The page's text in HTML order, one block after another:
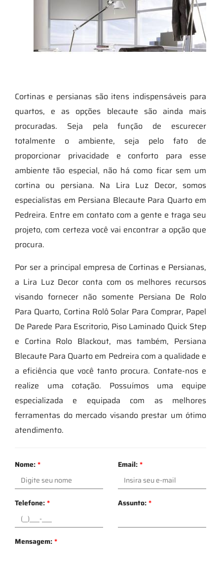
Cortinas e persianas são itens indispensáveis para
quartos, e as opções blecaute são ainda mais
procuradas. Seja pela função de escurecer
totalmente o ambiente, seja pelo fato de
proporcionar privacidade e conforto para esse
ambiente tão especial, não há como ficar sem um
cortina ou persiana. Na Lira Luz Decor, somos
especialistas em Persiana Blecaute Para Quarto em
Pedreira. Entre em contato com a gente e traga seu
projeto, com certeza você vai encontrar a opção que
procura.
Por ser a principal empresa de Cortinas e Persianas,
a Lira Luz Decor conta com os melhores recursos
visando fornecer não somente Persiana De Rolo
Para Quarto, Cortina Rolô Solar Para Comprar, Papel
De Parede Para Escritorio, Piso Laminado Quick Step
e Cortina Rolo Blackout, mas também, Persiana
Blecaute Para Quarto em Pedreira com a qualidade e
a eficiência que você tanto procura. Contate-nos e
realize uma cotação. Possuímos uma equipe
especializada e equipada com as melhores
ferramentas do mercado visando prestar um ótimo
atendimento.
Nome:* Email:*
Telefone:* Assunto:*
Mensagem:*